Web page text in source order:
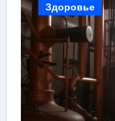
Здоровье